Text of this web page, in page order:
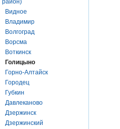
район)
Видное
Владимир
Волгоград
Ворсма
Воткинск
Голицыно
Горно-Алтайск
Городец
Губкин
Давлеканово
Дзержинск
Дзержинский